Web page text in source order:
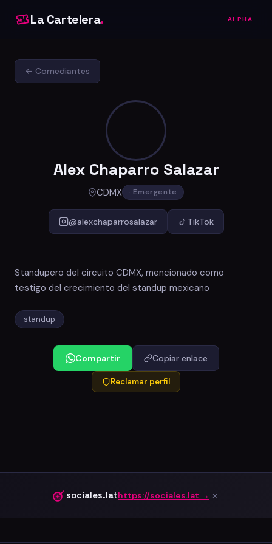
La Cartelera. ALPHA
← Comediantes
Alex Chaparro Salazar
CDMX · Emergente
@alexchaparrosalazar TikTok
Standupero del circuito CDMX, mencionado como
testigo del crecimiento del standup mexicano
standup
Compartir Copiar enlace
Reclamar perfil
sociales.lathttps://sociales.lat → ×